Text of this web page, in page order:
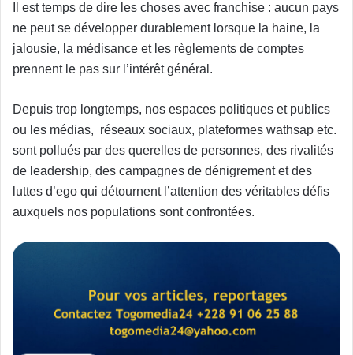
Il est temps de dire les choses avec franchise : aucun pays
ne peut se développer durablement lorsque la haine, la
jalousie, la médisance et les règlements de comptes
prennent le pas sur l’intérêt général.
Depuis trop longtemps, nos espaces politiques et publics
ou les médias, réseaux sociaux, plateformes wathsap etc.
sont pollués par des querelles de personnes, des rivalités
de leadership, des campagnes de dénigrement et des
luttes d’ego qui détournent l’attention des véritables défis
auxquels nos populations sont confrontées.